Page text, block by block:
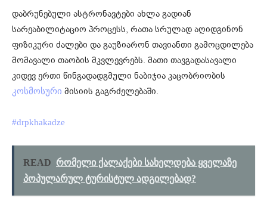
დაბრუნებული ასტრონავტები ახლა გადიან
სარეაბილიტაციო პროცესს, რათა სრულად აღიდგინონ
ფიზიკური ძალები და გაუზიარონ თავიანთი გამოცდილება
მომავალი თაობის მკვლევრებს. მათი თავგადასავალი
კიდევ ერთი წინგადადგმული ნაბიჯია კაცობრიობის
კოსმოსური მისიის გაგრძელებაში.
#drpkhakadze
READ რომელი ქალაქები სახელდება ყველაზე
პოპულარულ ტურისტულ ადგილებად?